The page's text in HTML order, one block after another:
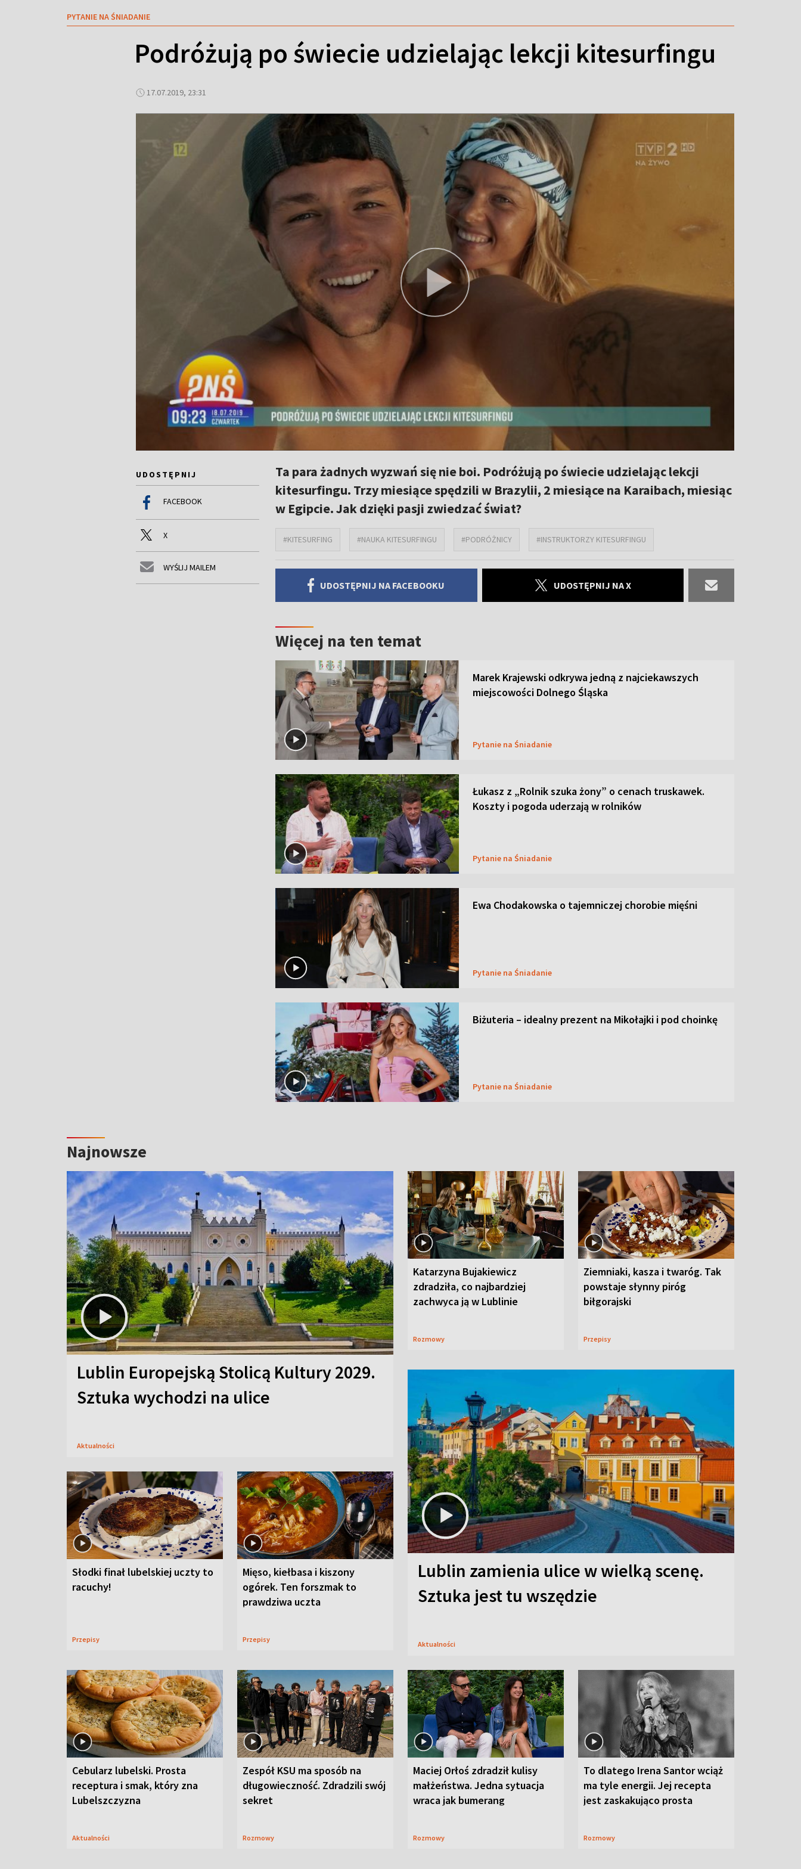
PYTANIE NA ŚNIADANIE
Podróżują po świecie udzielając lekcji kitesurfingu
17.07.2019, 23:31
UDOSTĘPNIJ
FACEBOOK
X
WYŚLIJ MAILEM
Ta para żadnych wyzwań się nie boi. Podróżują po świecie udzielając lekcji
kitesurfingu. Trzy miesiące spędzili w Brazylii, 2 miesiące na Karaibach, miesiąc
w Egipcie. Jak dzięki pasji zwiedzać świat?
#KITESURFING #NAUKA KITESURFINGU #PODRÓŻNICY #INSTRUKTORZY KITESURFINGU
UDOSTĘPNIJ NA FACEBOOKU UDOSTĘPNIJ NA X
Więcej na ten temat
Marek Krajewski odkrywa jedną z najciekawszych
miejscowości Dolnego Śląska
Pytanie na Śniadanie
Łukasz z „Rolnik szuka żony” o cenach truskawek.
Koszty i pogoda uderzają w rolników
Pytanie na Śniadanie
Ewa Chodakowska o tajemniczej chorobie mięśni
Pytanie na Śniadanie
Biżuteria – idealny prezent na Mikołajki i pod choinkę
Pytanie na Śniadanie
Najnowsze
Lublin Europejską Stolicą Kultury 2029.
Sztuka wychodzi na ulice
Aktualności
Katarzyna Bujakiewicz
zdradziła, co najbardziej
zachwyca ją w Lublinie
Rozmowy
Ziemniaki, kasza i twaróg. Tak
powstaje słynny piróg
biłgorajski
Przepisy
Słodki finał lubelskiej uczty to
racuchy!
Przepisy
Mięso, kiełbasa i kiszony
ogórek. Ten forszmak to
prawdziwa uczta
Przepisy
Lublin zamienia ulice w wielką scenę.
Sztuka jest tu wszędzie
Aktualności
Cebularz lubelski. Prosta
receptura i smak, który zna
Lubelszczyzna
Aktualności
Zespół KSU ma sposób na
długowieczność. Zdradzili swój
sekret
Rozmowy
Maciej Orłoś zdradził kulisy
małżeństwa. Jedna sytuacja
wraca jak bumerang
Rozmowy
To dlatego Irena Santor wciąż
ma tyle energii. Jej recepta
jest zaskakująco prosta
Rozmowy